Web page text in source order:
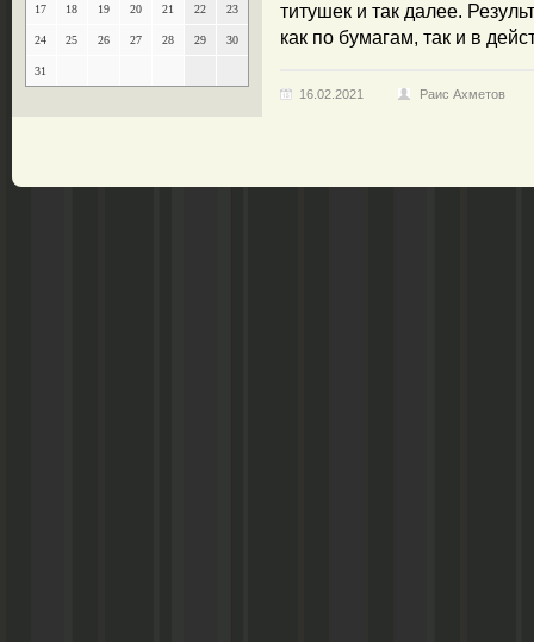
17 18 19 20 21 22 23
24 25 26 27 28 29 30
31
титушек и так далее.
как по бумагам, так и в
16.02.2021 Раис Ахметов